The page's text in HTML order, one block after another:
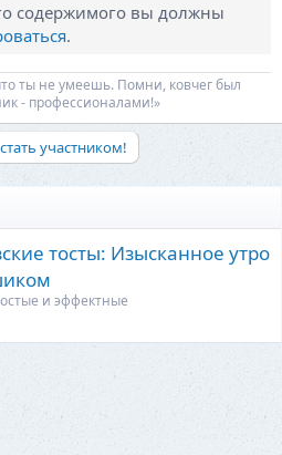
содержимого вы должны
.
ты не умеешь. Помни, ковчег был
- профессионалами!»
участником!
тосты: Изысканное утро
и эффектные